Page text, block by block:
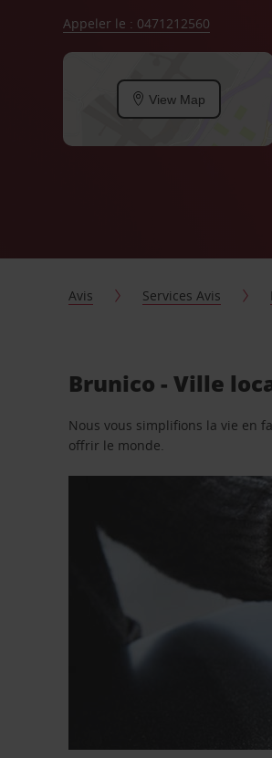
Appeler le : 0471212560
View Map
Avis Services Avis
Brunico - Ville
Nous vous simplifions la vie en
offrir le monde.